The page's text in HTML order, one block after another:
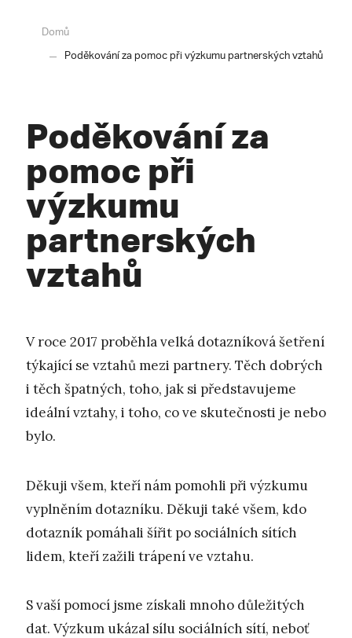
Domů
Poděkování za pomoc při výzkumu partnerských vztahů
Poděkování za
pomoc při
výzkumu
partnerských
vztahů
V roce 2017 proběhla velká dotazníková šetření
týkající se vztahů mezi partnery. Těch dobrých
i těch špatných, toho, jak si představujeme
ideální vztahy, i toho, co ve skutečnosti je nebo
bylo.
Děkuji všem, kteří nám pomohli při výzkumu
vyplněním dotazníku. Děkuji také všem, kdo
dotazník pomáhali šířit po sociálních sítích
lidem, kteří zažili trápení ve vztahu.
S vaší pomocí jsme získali mnoho důležitých
dat. Výzkum ukázal sílu sociálních sítí, neboť